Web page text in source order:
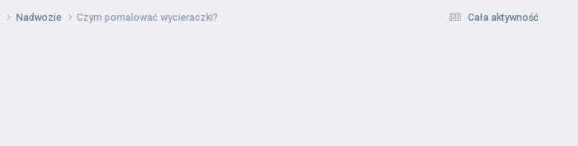
Cała aktywność
Nadwozie Czym pomalować wycieraczki?